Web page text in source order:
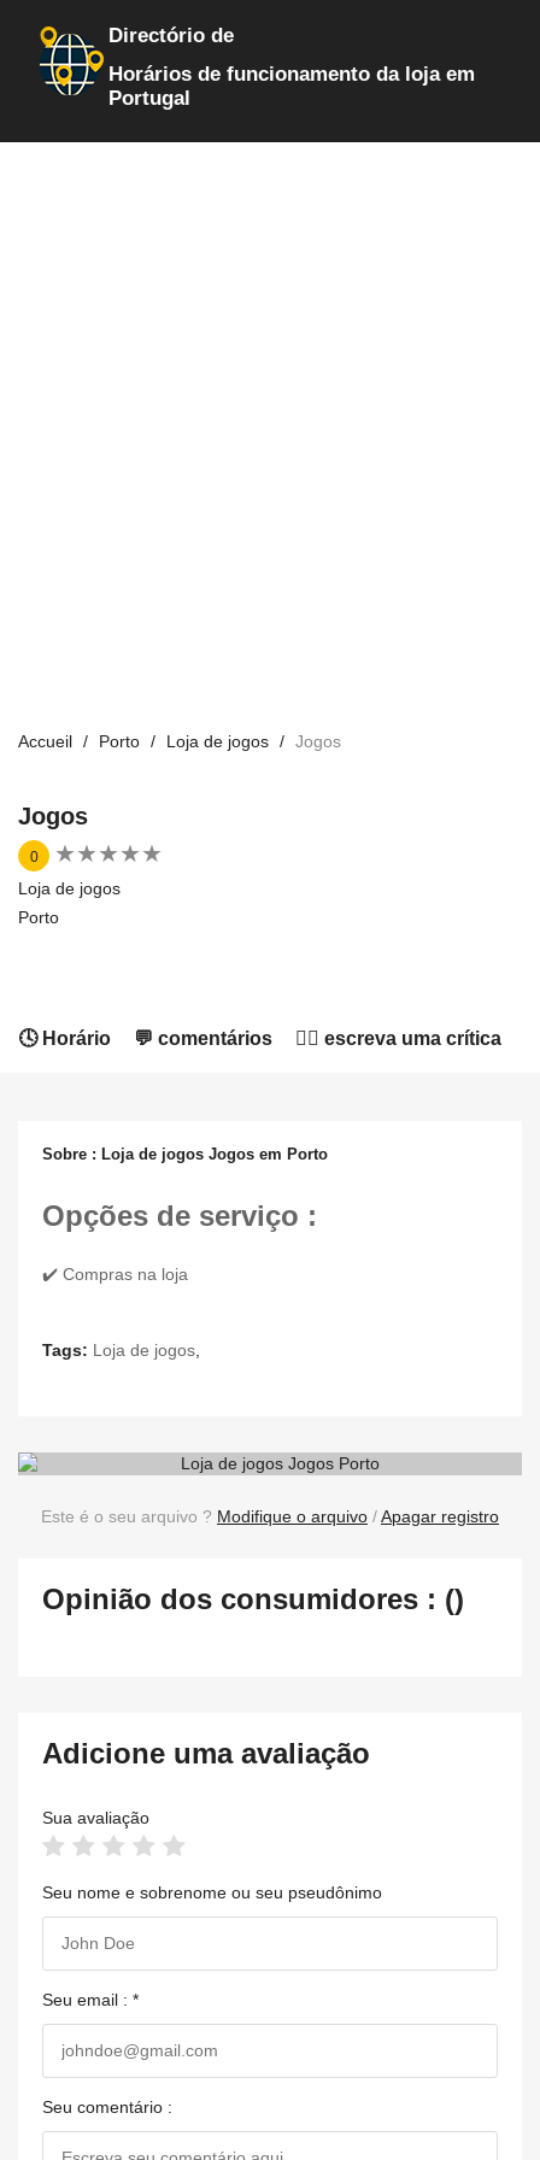
Directório de
Horários de funcionamento da loja em
Portugal
Accueil Porto Loja de jogos Jogos
Jogos
0 ★★★★★
★★★★★
Loja de jogos
Porto
🕓 Horário 💬 comentários ✍🏻 escreva uma crítica
Sobre : Loja de jogos Jogos em Porto
Opções de serviço :
✔️ Compras na loja
Tags: Loja de jogos
Este é o seu arquivo ? Modifique o arquivo /Apagar registro
Opinião dos consumidores : ()
Adicione uma avaliação
Sua avaliação
Seu nome e sobrenome ou seu pseudônimo
Seu email : *
Seu comentário :